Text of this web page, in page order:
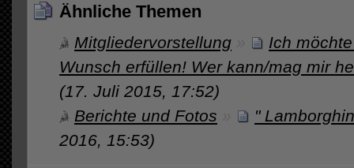
Ähnliche Themen
Mitgliedervorstellung
Ich
Wunsch erfüllen! Wer kann/mag mir
(17. Juli 2015, 17:52)
Berichte und Fotos
"
2016, 15:53)